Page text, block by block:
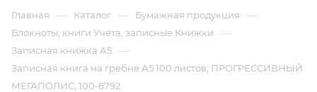
Главная — Каталог — Бумажная продукция —
Блокноты, книги Учёта, записные Книжки —
Записная книжка А5 —
Записная книга на гребне А5 100 листов, ПРОГРЕССИВНЫЙ
МЕГАПОЛИС, 100-6792